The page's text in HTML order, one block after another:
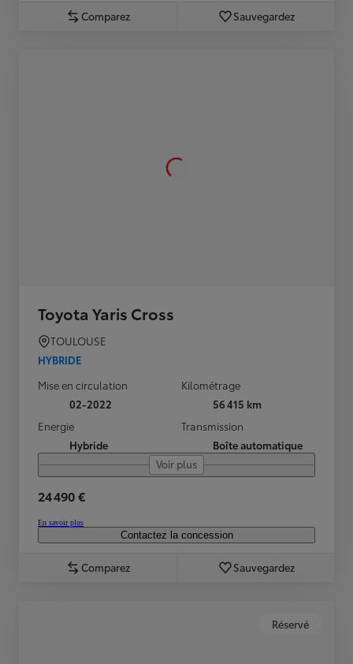
Comparez Sauvegardez
Toyota Yaris Cross
TOULOUSE
HYBRIDE
Mise en circulation
02-2022
Kilométrage
56 415 km
Energie
Hybride
Transmission
Boîte automatique
Voir plus
24 490 €
En savoir plus
Contactez la concession
Comparez Sauvegardez
Réservé